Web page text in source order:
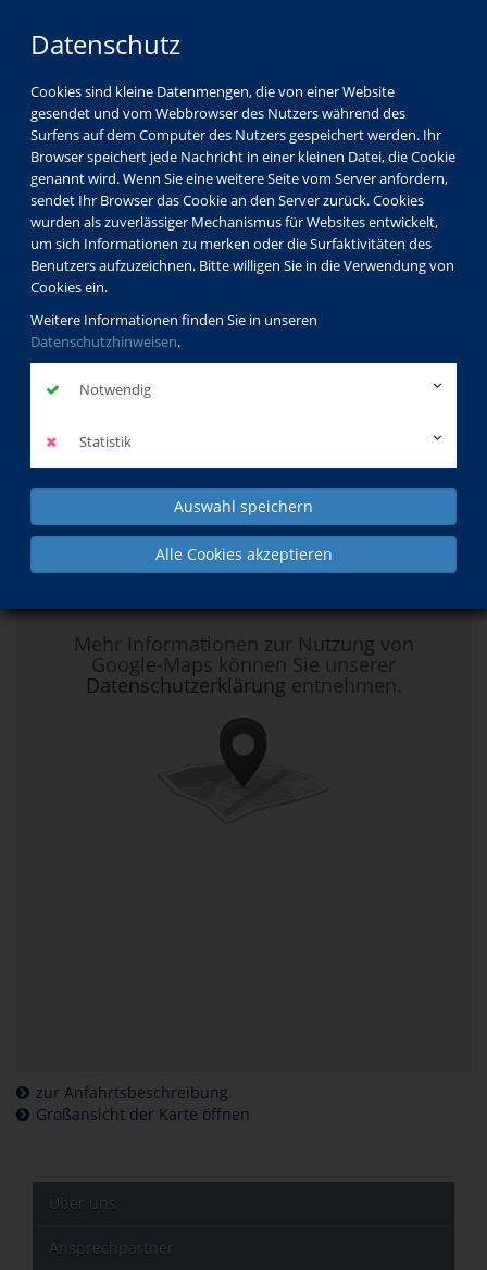
Datenschutz
Cookies sind kleine Datenmengen, die von einer Website
gesendet und vom Webbrowser des Nutzers während des
Surfens auf dem Computer des Nutzers gespeichert werden. Ihr
Browser speichert jede Nachricht in einer kleinen Datei, die Cookie
genannt wird. Wenn Sie eine weitere Seite vom Server anfordern,
sendet Ihr Browser das Cookie an den Server zurück. Cookies
wurden als zuverlässiger Mechanismus für Websites entwickelt,
um sich Informationen zu merken oder die Surfaktivitäten des
Benutzers aufzuzeichnen. Bitte willigen Sie in die Verwendung von
Cookies ein.
Weitere Informationen finden Sie in unseren
Datenschutzhinweisen.
Notwendig
Statistik
Auswahl speichern
Alle Cookies akzeptieren
Über uns
Begegnugsstätte Lay
Anfahrt
Hier klicken, um Kartenansicht zu
aktivieren.
Mehr Informationen zur Nutzung von
Google-Maps können Sie unserer
Datenschutzerklärung entnehmen.
zur Anfahrtsbeschreibung
Großansicht der Karte öffnen
Über uns
Ansprechpartner